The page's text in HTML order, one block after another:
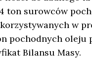
ton surowców
w
pochodnych
Bilansu Masy.